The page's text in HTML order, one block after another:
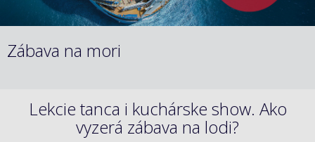
Zábava na mori
Lekcie tanca i kuchárske show. Ako
vyzerá zábava na lodi?